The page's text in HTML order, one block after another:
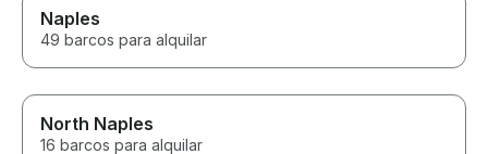
Naples
49 barcos para alquilar
North Naples
16 barcos para alquilar